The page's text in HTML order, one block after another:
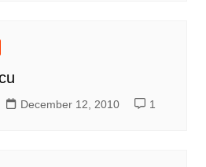
December 12, 2010 1